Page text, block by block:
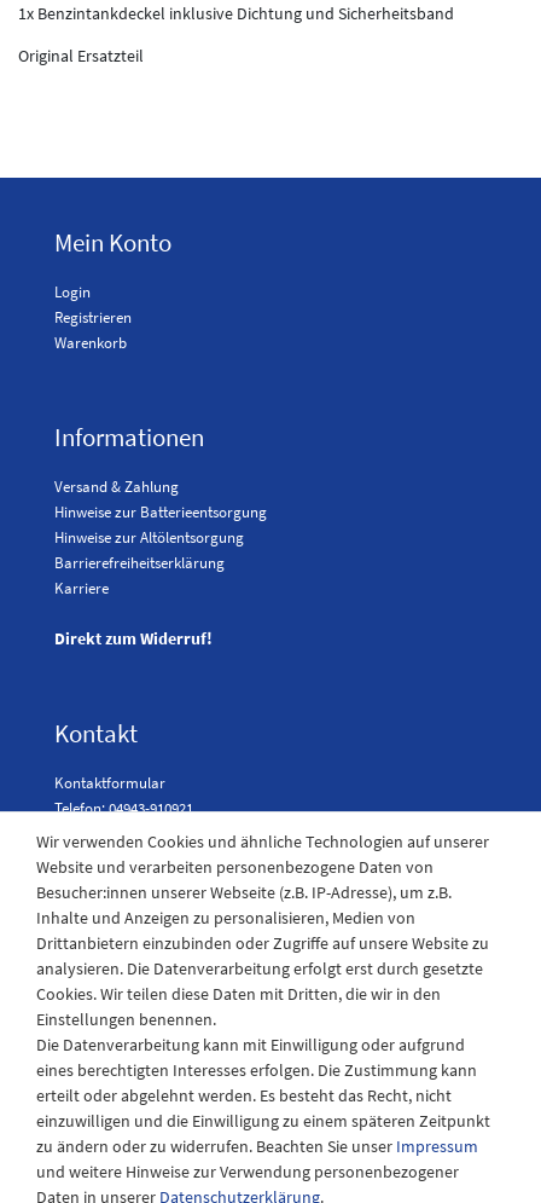
1x Benzintankdeckel inklusive Dichtung und Sicherheitsband
Original Ersatzteil
Mein Konto
Login
Registrieren
Warenkorb
Informationen
Versand & Zahlung
Hinweise zur Batterieentsorgung
Hinweise zur Altölentsorgung
Barrierefreiheitserklärung
Karriere
Direkt zum Widerruf!
Kontakt
Kontaktformular
Telefon: 04943-910921
Laden Öffnungszeiten
Montag - Freitag
08:30 - 12:30 und 13.00 - 17.30 Uhr
Samstags
08:30 bis 12:30 Uhr
Wir verwenden Cookies und ähnliche Technologien auf unserer
Website und verarbeiten personenbezogene Daten von
Besucher:innen unserer Webseite (z.B. IP-Adresse), um z.B.
Inhalte und Anzeigen zu personalisieren, Medien von
Drittanbietern einzubinden oder Zugriffe auf unsere Website zu
analysieren. Die Datenverarbeitung erfolgt erst durch gesetzte
Cookies. Wir teilen diese Daten mit Dritten, die wir in den
Einstellungen benennen.
Die Datenverarbeitung kann mit Einwilligung oder aufgrund
eines berechtigten Interesses erfolgen. Die Zustimmung kann
erteilt oder abgelehnt werden. Es besteht das Recht, nicht
einzuwilligen und die Einwilligung zu einem späteren Zeitpunkt
zu ändern oder zu widerrufen. Beachten Sie unser Impressum
und weitere Hinweise zur Verwendung personenbezogener
Daten in unserer Daten­schutz­erklärung.